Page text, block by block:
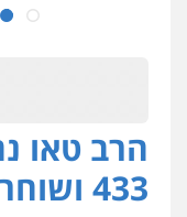
פליליהרב טאו
433 ושוחרר בערבויות